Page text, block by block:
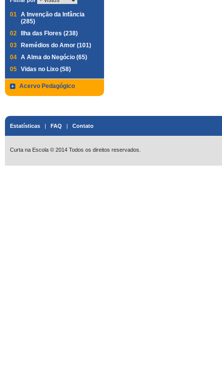
01 A Invenção da Infância
(285)
02
Ilha das Flores (238)
03
Remédios do Amor (101)
04 A Alma do Negócio (65)
05 Vidas no Lixo (58)
Acervo Pedagógico
Estatísticas | FAQ | Contato
Curta na Escola © 2014 Todos os direitos reservados.